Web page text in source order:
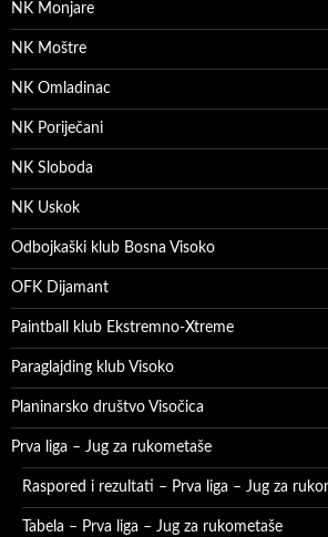
NK Monjare
NK Moštre
NK Omladinac
NK Poriječani
NK Sloboda
NK Uskok
Odbojkaški klub Bosna Visoko
OFK Dijamant
Paintball klub Ekstremno-Xtreme
Paraglajding klub Visoko
Planinarsko društvo Visočica
Prva liga – Jug za rukometaše
Raspored i rezultati – Prva liga – Jug za
Tabela – Prva liga – Jug za rukometaše